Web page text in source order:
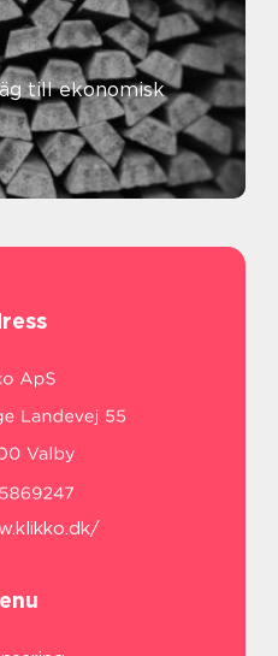
till ekonomisk